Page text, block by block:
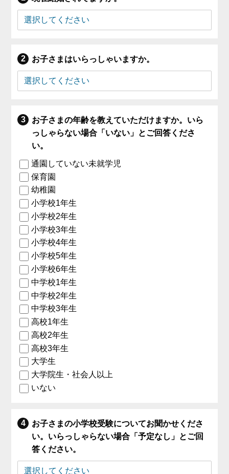
お子さまはいらっしゃいますか。
お子さまの年齢を教えていただけますか。いら
っしゃらない場合「いない」とご回答くださ
い。
通園していない未就学児
保育園
幼稚園
小学校1年生
小学校2年生
小学校3年生
小学校4年生
小学校5年生
小学校6年生
中学校1年生
中学校2年生
中学校3年生
高校1年生
高校2年生
高校3年生
大学生
大学院生・社会人以上
いない
お子さまの小学校受験についてお聞かせくださ
い。いらっしゃらない場合「予定なし」とご回
答ください。